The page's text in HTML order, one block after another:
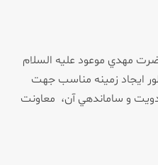
مهدي موعود عليه السلام
ايجاد زمينه مناسب جهت
و ساماندهي آن، معاونت